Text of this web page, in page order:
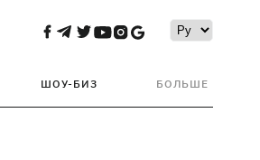
ШОУ-БИЗ БОЛЬШЕ